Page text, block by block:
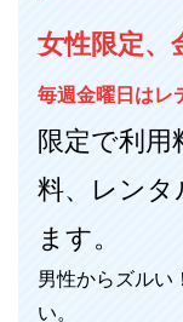
女性限定、
毎週金曜日はレ
限定で利用
料、レンタ
ます。
男性からズルい
い。